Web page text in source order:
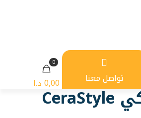
تواصل معنا
0
0,00 د.ا
مرحاض معلق تركي CeraStyle